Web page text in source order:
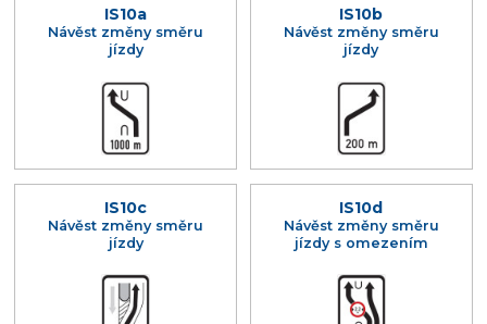
IS10a
Návěst změny směru
jízdy
IS10b
Návěst změny směru
jízdy
IS10c
Návěst změny směru
jízdy
IS10d
Návěst změny směru
jízdy s omezením